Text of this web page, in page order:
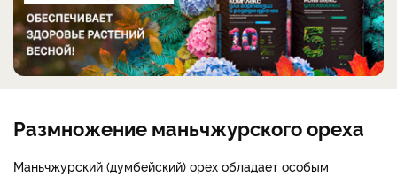
Размножение маньчжурского ореха
Маньчжурский (думбейский) орех обладает особым